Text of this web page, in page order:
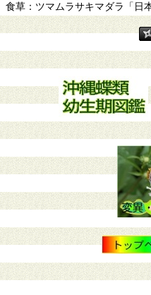
食草：ツマムラサキマダラ「日